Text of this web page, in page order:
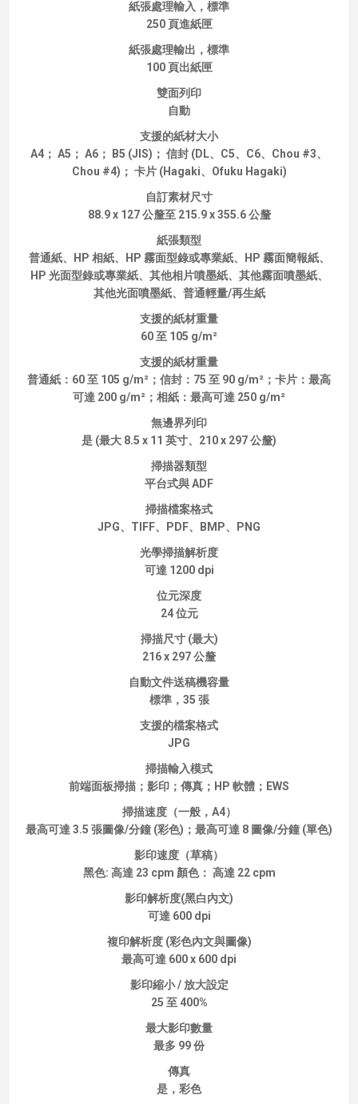
紙張處理輸入，標準
250 頁進紙匣
紙張處理輸出，標準
100 頁出紙匣
雙面列印
自動
支援的紙材大小
A4； A5； A6； B5 (JIS)； 信封 (DL、C5、C6、Chou #3、
Chou #4)； 卡片 (Hagaki、Ofuku Hagaki)
自訂素材尺寸
88.9 x 127 公釐至 215.9 x 355.6 公釐
紙張類型
普通紙、HP 相紙、HP 霧面型錄或專業紙、HP 霧面簡報紙、
HP 光面型錄或專業紙、其他相片噴墨紙、其他霧面噴墨紙、
其他光面噴墨紙、普通輕量/再生紙
支援的紙材重量
60 至 105 g/m²
支援的紙材重量
普通紙：60 至 105 g/m²；信封：75 至 90 g/m²；卡片：最高
可達 200 g/m²；相紙：最高可達 250 g/m²
無邊界列印
是 (最大 8.5 x 11 英寸、210 x 297 公釐)
掃描器類型
平台式與 ADF
掃描檔案格式
JPG、TIFF、PDF、BMP、PNG
光學掃描解析度
可達 1200 dpi
位元深度
24 位元
掃描尺寸 (最大)
216 x 297 公釐
自動文件送稿機容量
標準，35 張
支援的檔案格式
JPG
掃描輸入模式
前端面板掃描；影印；傳真；HP 軟體；EWS
掃描速度（一般，A4）
最高可達 3.5 張圖像/分鐘 (彩色)；最高可達 8 圖像/分鐘 (單色)
影印速度（草稿）
黑色: 高達 23 cpm 顏色： 高達 22 cpm
影印解析度(黑白內文)
可達 600 dpi
複印解析度 (彩色內文與圖像)
最高可達 600 x 600 dpi
影印縮小 / 放大設定
25 至 400%
最大影印數量
最多 99 份
傳真
是，彩色